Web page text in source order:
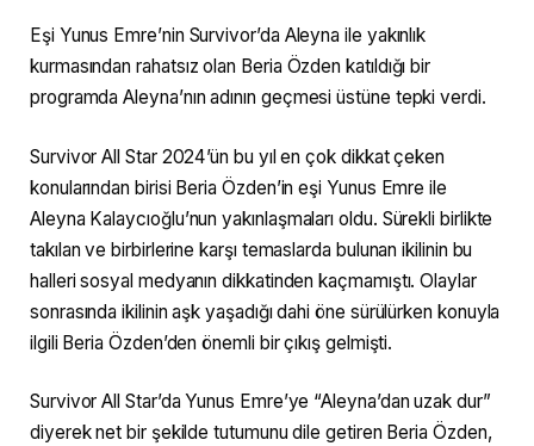
Eşi Yunus Emre’nin Survivor’da Aleyna ile yakınlık
kurmasından rahatsız olan Beria Özden katıldığı bir
programda Aleyna’nın adının geçmesi üstüne tepki verdi.
Survivor All Star 2024’ün bu yıl en çok dikkat çeken
konularından birisi Beria Özden’in eşi Yunus Emre ile
Aleyna Kalaycıoğlu’nun yakınlaşmaları oldu. Sürekli birlikte
takılan ve birbirlerine karşı temaslarda bulunan ikilinin bu
halleri sosyal medyanın dikkatinden kaçmamıştı. Olaylar
sonrasında ikilinin aşk yaşadığı dahi öne sürülürken konuyla
ilgili Beria Özden’den önemli bir çıkış gelmişti.
Survivor All Star’da Yunus Emre’ye “Aleyna’dan uzak dur”
diyerek net bir şekilde tutumunu dile getiren Beria Özden,